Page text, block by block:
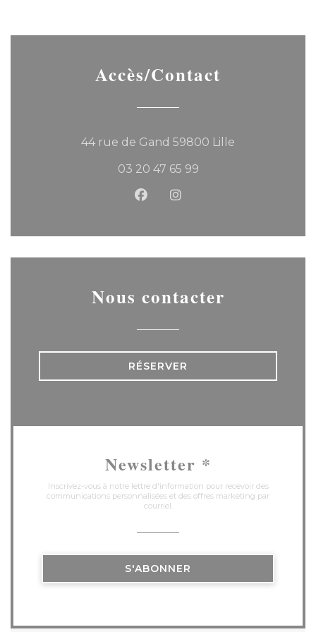
Accès/Contact
44 rue de Gand 59800 Lille
03 20 47 65 99
Facebook ((ouvre une
Instagram ((ouvre
Nous contacter
RÉSERVER
Newsletter *
Inscrivez-vous à notre lettre d'information pour recevoir des
communications personnalisées et des offres marketing par
courriel.
S'ABONNER